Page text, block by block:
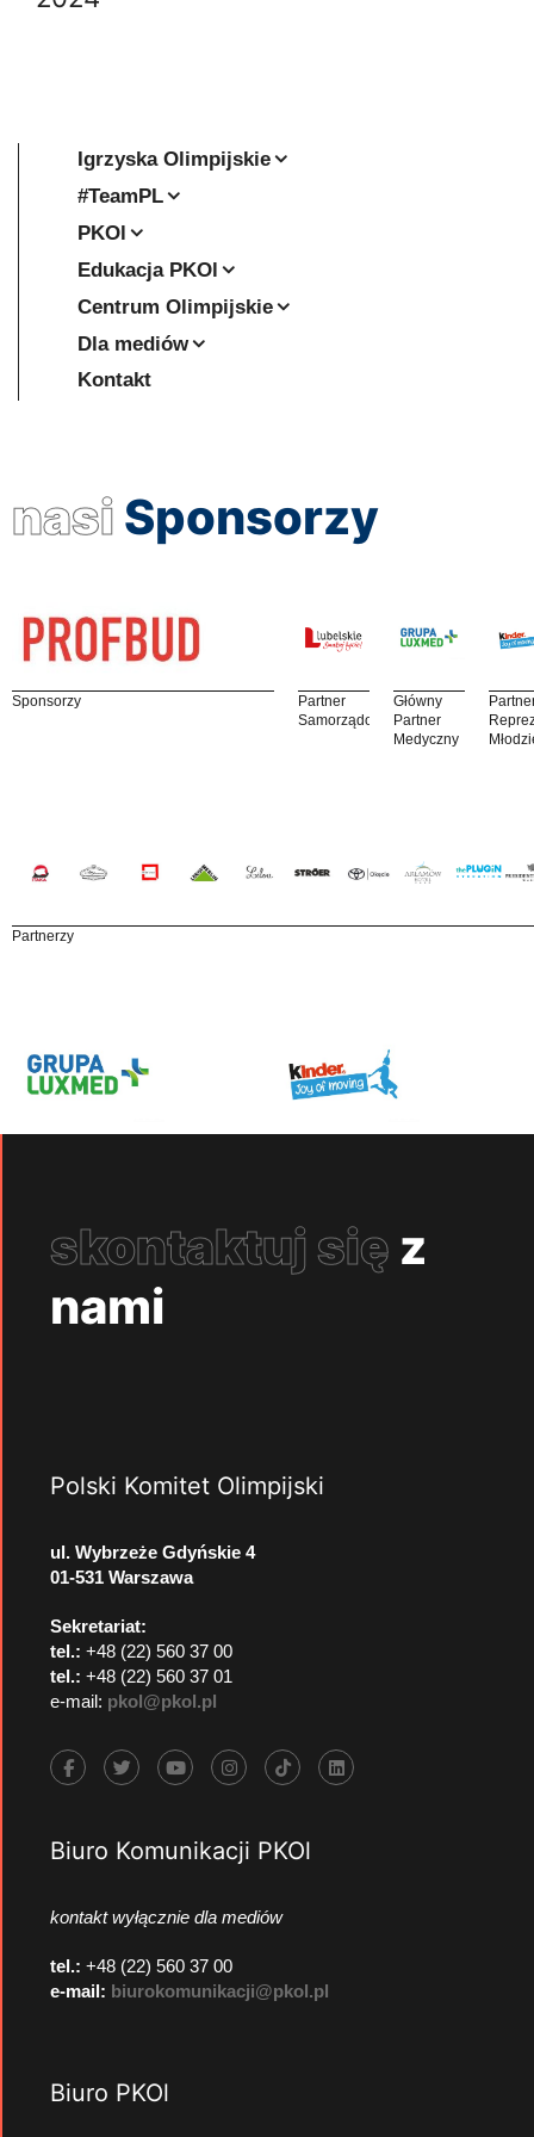
Igrzyska Olimpijskie
#TeamPL
PKOl
Edukacja PKOl
Centrum Olimpijskie
Dla mediów
Kontakt
nasi Sponsorzy
Sponsorzy
Partner
Samorządowy
Główny
Partner
Medyczny
Partnerzy
skontaktuj się z
nami
Polski Komitet Olimpijski
ul. Wybrzeże Gdyńskie 4
01-531 Warszawa
Sekretariat:
tel.: +48 (22) 560 37 00
tel.: +48 (22) 560 37 01
e-mail: pkol@pkol.pl
Biuro Komunikacji PKOl
kontakt wyłącznie dla mediów
tel.: +48 (22) 560 37 00
e-mail: biurokomunikacji@pkol.pl
Biuro PKOl